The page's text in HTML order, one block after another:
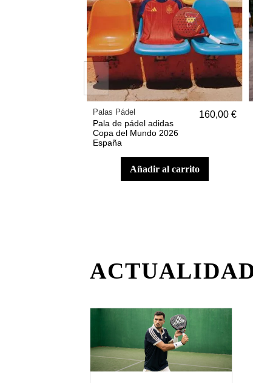
Palas Pádel
Pala de pádel adidas
Copa del Mundo 2026
España
160,00 €
añadir al carrito